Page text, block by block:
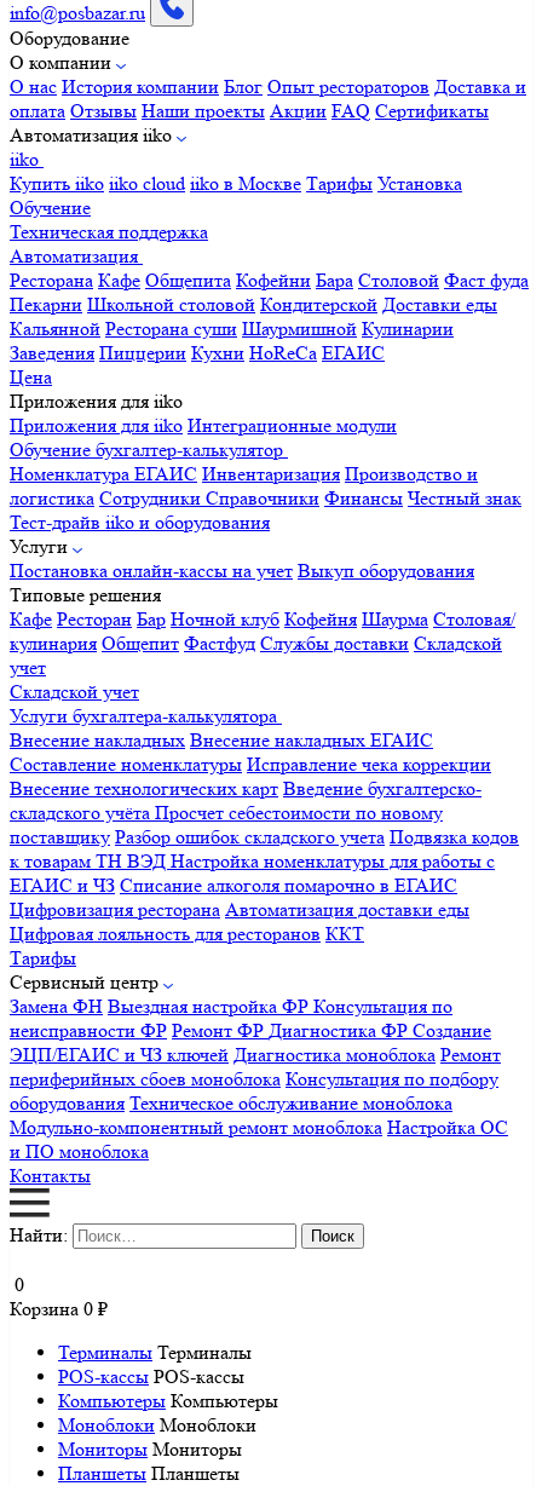
info@posbazar.ru
Оборудование
О компании
О нас История компании Блог Опыт рестораторов Доставка и
оплата Отзывы Наши проекты Акции FAQ Сертификаты
Автоматизация iiko
iiko
Купить iiko iiko cloud iiko в Москве Тарифы Установка
Обучение
Техническая поддержка
Автоматизация
Ресторана Кафе Общепита Кофейни Бара Столовой Фаст фуда
Пекарни Школьной столовой Кондитерской Доставки еды
Кальянной Ресторана суши Шаурмишной Кулинарии
Заведения Пиццерии Кухни HoReCa ЕГАИС
Цена
Приложения для iiko
Приложения для iiko Интеграционные модули
Обучение бухгалтер-калькулятор
Номенклатура ЕГАИС Инвентаризация Производство и
логистика Сотрудники Справочники Финансы Честный знак
Тест-драйв iiko и оборудования
Услуги
Постановка онлайн-кассы на учет Выкуп оборудования
Типовые решения
Кафе Ресторан Бар Ночной клуб Кофейня Шаурма Столовая/
кулинария Общепит Фастфуд Службы доставки Складской
учет
Складской учет
Услуги бухгалтера-калькулятора
Внесение накладных Внесение накладных ЕГАИС
Составление номенклатуры Исправление чека коррекции
Внесение технологических карт Введение бухгалтерско-
складского учёта Просчет себестоимости по новому
поставщику Разбор ошибок складского учета Подвязка кодов
к товарам ТН ВЭД Настройка номенклатуры для работы с
ЕГАИС и ЧЗ Списание алкоголя помарочно в ЕГАИС
Цифровизация ресторана Автоматизация доставки еды
Цифровая лояльность для ресторанов ККТ
Тарифы
Сервисный центр
Замена ФН Выездная настройка ФР Консультация по
неисправности ФР Ремонт ФР Диагностика ФР Создание
ЭЦП/ЕГАИС и ЧЗ ключей Диагностика моноблока Ремонт
периферийных сбоев моноблока Консультация по подбору
оборудования Техническое обслуживание моноблока
Модульно-компонентный ремонт моноблока Настройка ОС
и ПО моноблока
Контакты
Найти:
0
Корзина 0 ₽
Терминалы Терминалы
POS-кассы POS-кассы
Компьютеры Компьютеры
Моноблоки Моноблоки
Мониторы Мониторы
Планшеты Планшеты